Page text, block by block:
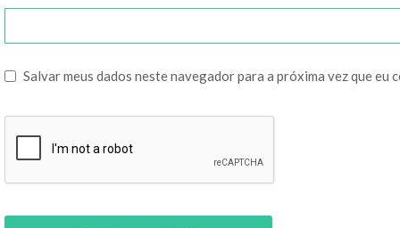
Salvar meus dados neste navegador para a próxima vez que eu